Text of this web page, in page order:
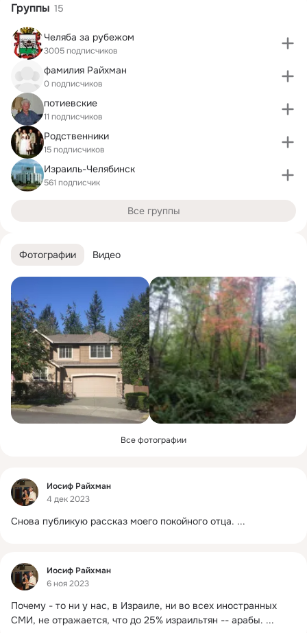
Фотографии Видео
Все фотографии
Фид
Иосиф Райхман
4 дек 2023
Снова публикую рассказ моего покойного отца. ...
Фид
Иосиф Райхман
6 ноя 2023
Почему - то ни у нас, в Израиле, ни во всех иностранных
СМИ, не отражается, что до 25% израильтян -- арабы. ...
Группы 15
Челяба за рубежом
3005 подписчиков
фамилия Райхман
0 подписчиков
потиевские
11 подписчиков
Родственники
15 подписчиков
Израиль-Челябинск
561 подписчик
Все группы